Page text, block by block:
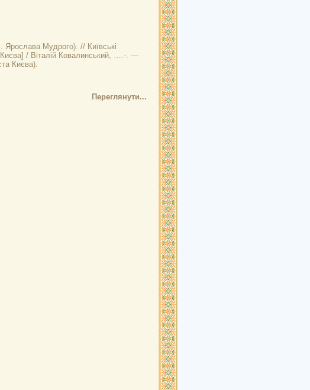
Ярослава Мудрого). // Київські
/ Віталій Ковалинський, ….-. —
Києва).
Переглянути...